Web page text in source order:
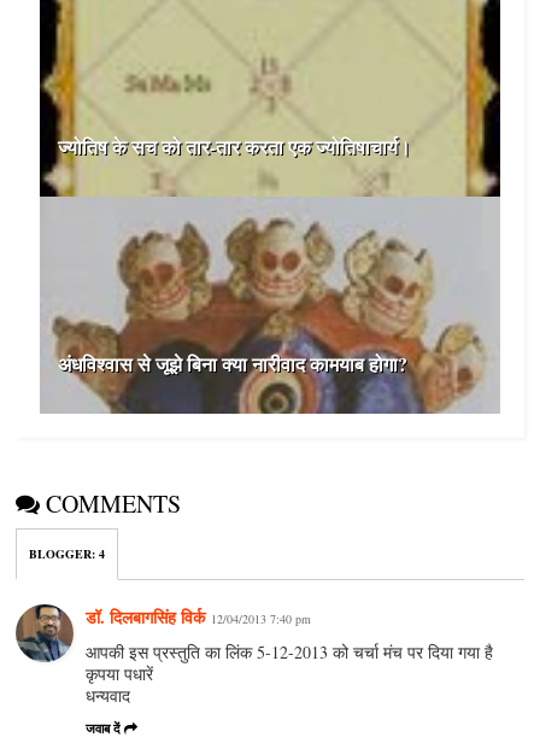
ज्योतिष के सच को तार-तार करता एक ज्योतिषाचार्य।
अंधविश्वास से जूझे बिना क्या नारीवाद कामयाब होगा?
COMMENTS
BLOGGER:4
डॉ. दिलबागसिंह विर्क 12/04/2013 7:40 pm
आपकी इस प्रस्तुति का लिंक 5-12-2013 को चर्चा मंच पर दिया गया है
कृपया पधारें
धन्यवाद
जवाब दें